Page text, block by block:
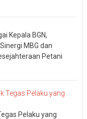
Kepala BGN,
MBG dan
Petani
Pelaku yang